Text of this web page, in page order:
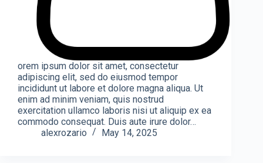
orem ipsum dolor sit amet, consectetur
adipiscing elit, sed do eiusmod tempor
incididunt ut labore et dolore magna aliqua. Ut
enim ad minim veniam, quis nostrud
exercitation ullamco laboris nisi ut aliquip ex ea
commodo consequat. Duis aute irure dolor…
alexrozario
May 14, 2025